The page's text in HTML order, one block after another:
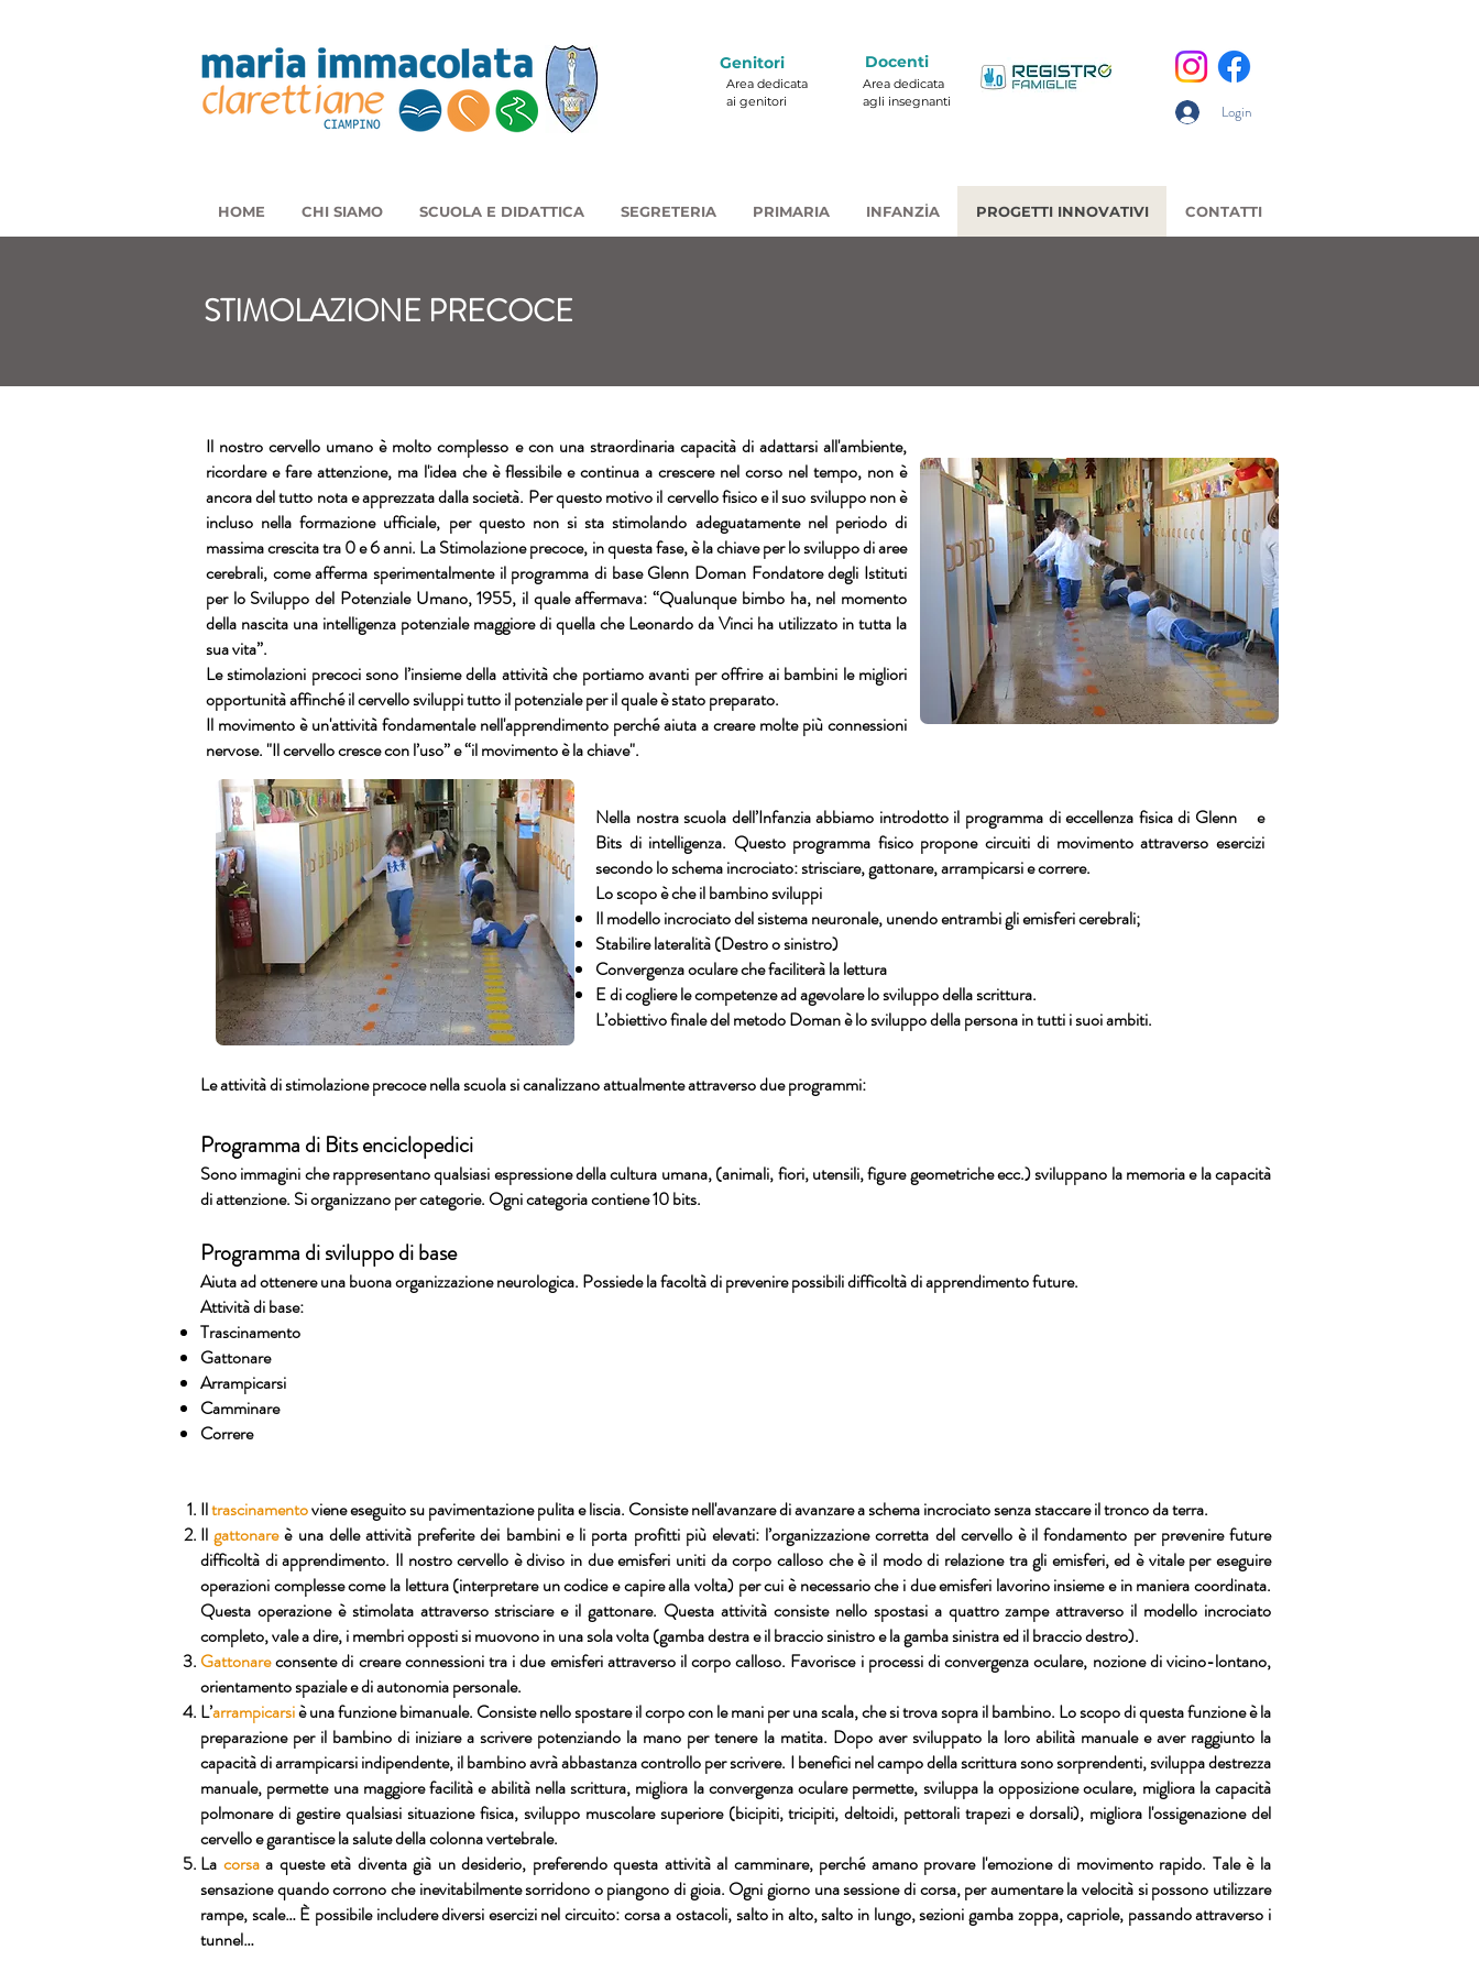
Area dedicata
ai genitori
Genitori Docenti
Area dedicata
agli insegnanti
Login
HOME CHI SIAMO SCUOLA E DIDATTICA SEGRETERIA PRIMARIA INFANZIA PROGETTI INNOVATIVI CONTATTI
STIMOLAZIONE PRECOCE
Il nostro cervello umano è molto complesso e con una straordinaria capacità di adattarsi all'ambiente,
ricordare e fare attenzione, ma l'idea che è flessibile e continua a crescere nel corso nel tempo, non è
ancora del tutto nota e apprezzata dalla società. Per questo motivo il cervello fisico e il suo sviluppo non è
incluso nella formazione ufficiale, per questo non si sta stimolando adeguatamente nel periodo di
massima crescita tra 0 e 6 anni. La Stimolazione precoce, in questa fase, è la chiave per lo sviluppo di aree
cerebrali, come afferma sperimentalmente il programma di base Glenn Doman Fondatore degli Istituti
per lo Sviluppo del Potenziale Umano, 1955, il quale affermava: “Qualunque bimbo ha, nel momento
della nascita una intelligenza potenziale maggiore di quella che Leonardo da Vinci ha utilizzato in tutta la
sua vita”.
Le stimolazioni precoci sono l’insieme della attività che portiamo avanti per offrire ai bambini le migliori
opportunità affinché il cervello sviluppi tutto il potenziale per il quale è stato preparato.
Il movimento è un'attività fondamentale nell'apprendimento perché aiuta a creare molte più connessioni
nervose. "Il cervello cresce con l’uso” e “il movimento è la chiave".
Nella nostra scuola dell’Infanzia abbiamo introdotto il programma di eccellenza fisica di Glenn e
Bits di intelligenza. Questo programma fisico propone circuiti di movimento attraverso esercizi
secondo lo schema incrociato: strisciare, gattonare, arrampicarsi e correre.
Lo scopo è che il bambino sviluppi
Il modello incrociato del sistema neuronale, unendo entrambi gli emisferi cerebrali;
Stabilire lateralità (Destro o sinistro)
Convergenza oculare che faciliterà la lettura
E di cogliere le competenze ad agevolare lo sviluppo della scrittura.
L’obiettivo finale del metodo Doman è lo sviluppo della persona in tutti i suoi ambiti.
Le attività di stimolazione precoce nella scuola si canalizzano attualmente attraverso due programmi:
Programma di Bits enciclopedici
Sono immagini che rappresentano qualsiasi espressione della cultura umana, (animali, fiori, utensili, figure geometriche ecc.) sviluppano la memoria e la capacità
di attenzione. Si organizzano per categorie. Ogni categoria contiene 10 bits.
Programma di sviluppo di base
Aiuta ad ottenere una buona organizzazione neurologica. Possiede la facoltà di prevenire possibili difficoltà di apprendimento future.
Attività di base:
Trascinamento
Gattonare
Arrampicarsi
Camminare
Correre
Iltrascinamentoviene eseguito su pavimentazione pulita e liscia. Consiste nell'avanzare di avanzare a schema incrociato senza staccare il tronco da terra.
Ilgattonareè una delle attività preferite dei bambini e li porta profitti più elevati: l’organizzazione corretta del cervello è il fondamento per prevenire future
difficoltà di apprendimento. Il nostro cervello è diviso in due emisferi uniti da corpo calloso che è il modo di relazione tra gli emisferi, ed è vitale per eseguire
operazioni complesse come la lettura (interpretare un codice e capire alla volta) per cui è necessario che i due emisferi lavorino insieme e in maniera coordinata.
Questa operazione è stimolata attraverso strisciare e il gattonare. Questa attività consiste nello spostasi a quattro zampe attraverso il modello incrociato
completo, vale a dire, i membri opposti si muovono in una sola volta (gamba destra e il braccio sinistro e la gamba sinistra ed il braccio destro).
Gattonareconsente di creare connessioni tra i due emisferi attraverso il corpo calloso. Favorisce i processi di convergenza oculare, nozione di vicino-lontano,
orientamento spaziale e di autonomia personale.
L’arrampicarsiè una funzione bimanuale. Consiste nello spostare il corpo con le mani per una scala, che si trova sopra il bambino. Lo scopo di questa funzione è la
preparazione per il bambino di iniziare a scrivere potenziando la mano per tenere la matita. Dopo aver sviluppato la loro abilità manuale e aver raggiunto la
capacità di arrampicarsi indipendente, il bambino avrà abbastanza controllo per scrivere. I benefici nel campo della scrittura sono sorprendenti, sviluppa destrezza
manuale, permette una maggiore facilità e abilità nella scrittura, migliora la convergenza oculare permette, sviluppa la opposizione oculare, migliora la capacità
polmonare di gestire qualsiasi situazione fisica, sviluppo muscolare superiore (bicipiti, tricipiti, deltoidi, pettorali trapezi e dorsali), migliora l'ossigenazione del
cervello e garantisce la salute della colonna vertebrale.
La corsaa queste età diventa già un desiderio, preferendo questa attività al camminare, perché amano provare l'emozione di movimento rapido. Tale è la
sensazione quando corrono che inevitabilmente sorridono o piangono di gioia. Ogni giorno una sessione di corsa, per aumentare la velocità si possono utilizzare
rampe, scale… È possibile includere diversi esercizi nel circuito: corsa a ostacoli, salto in alto, salto in lungo, sezioni gamba zoppa, capriole, passando attraverso i
tunnel…